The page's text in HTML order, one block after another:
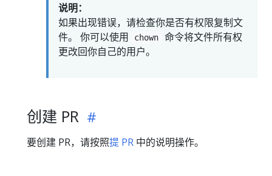
说明：
如果出现错误，请检查你是否有权限复制文
件。 你可以使用
chown
命令将文件所有权
更改回你自己的用户。
创建 PR
要创建 PR，请按照提 PR 中的说明操作。